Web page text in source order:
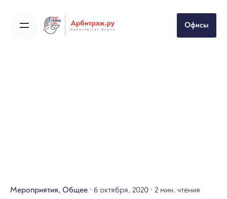
Офисы
Мероприятия Общее 6 октября, 2020 2 мин. чтения